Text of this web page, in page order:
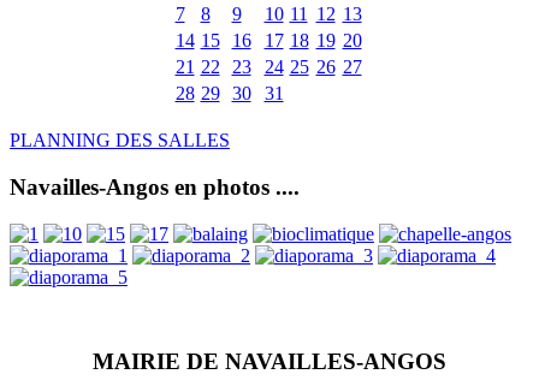
7
8 9 10 11 12 13
14 15 16 17 18 19 20
21 22 23 24 25 26 27
28 29 30 31
PLANNING DES SALLES
Navailles-Angos en photos ....
MAIRIE DE NAVAILLES-ANGOS